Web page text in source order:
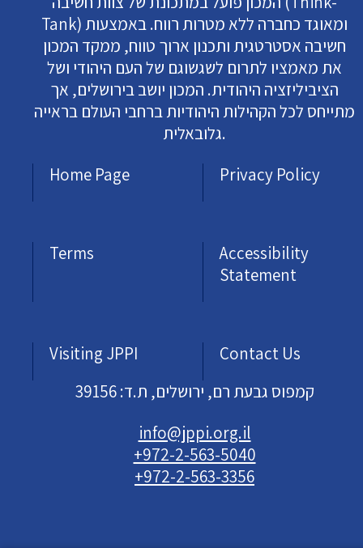
Tank) ומאוגד כחברה ללא מטרות רווח. באמצעות
חשיבה אסטרטגית ותכנון ארוך טווח, ממקד המכון
את מאמציו לתרום לשגשוגם של העם היהודי ושל
הציביליזציה היהודית. המכון יושב בירושלים, אך
מתייחס לכל הקהילות היהודיות ברחבי העולם בראייה
גלובאלית.
Home Page
Privacy Policy
Terms
Accessibility
Statement
Visiting JPPI
Contact Us
קמפוס גבעת רם, ירושלים, ת.ד: 39156
info@jppi.org.il
+972-2-563-5040
+972-2-563-3356